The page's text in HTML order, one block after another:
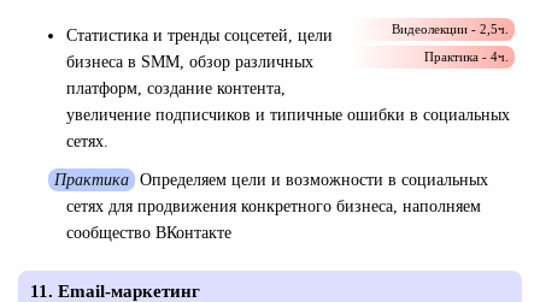
Видеолекции - 2,5ч.
Практика - 4ч.
Статистика и тренды соцсетей, цели
бизнеса в SMM, обзор различных
платформ, создание контента,
увеличение подписчиков и типичные ошибки в социальных
сетях.
Практика Определяем цели и возможности в социальных
сетях для продвижения конкретного бизнеса, наполняем
сообщество ВКонтакте
11. Еmail-маркетинг